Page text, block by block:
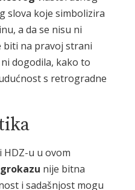
slova koje simbolizira
a da se nisu ni
biti na pravoj strani
dogodila, kako to
s retrogradne
HDZ-u u ovom
nije bitna
i sadašnjost mogu